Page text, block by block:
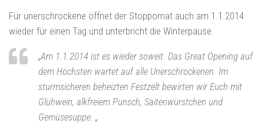
Für unerschrockene öffnet der Stoppomat auch am 1.1.2014
wieder für einen Tag und unterbricht die Winterpause.
„Am 1.1.2014 ist es wieder soweit. Das Great Opening auf
dem Höchsten wartet auf alle Unerschrockenen. Im
sturmsicheren beheizten Festzelt bewirten wir Euch mit
Glühwein, alkfreiem Punsch, Saitenwürstchen und
Gemüsesuppe. „